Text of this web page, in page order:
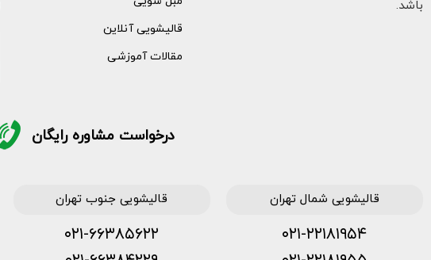
باشد.
قالیشویی آنلاین
مقالات آموزشی
درخواست مشاوره رایگان
قالیشویی شمال تهران
۰۲۱-۲۲۱۸۱۹۵۴
قالیشویی جنوب تهران
۰۲۱-۶۶۳۸۵۶۲۲